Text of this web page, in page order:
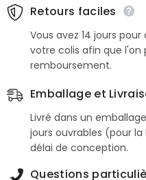
Retours faciles
Vous avez 14 jours
votre colis afin que
remboursement.
Emballage et
Livré dans un
jours ouvrables (pour
délai de conception.
Questions